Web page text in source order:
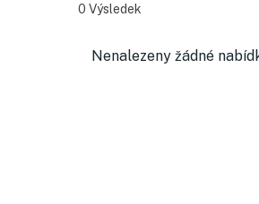
0 Výsledek
Nenalezeny žádné